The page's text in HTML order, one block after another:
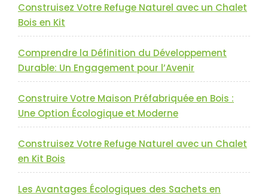
Construisez Votre Refuge Naturel avec un Chalet
Bois en Kit
Comprendre la Définition du Développement
Durable: Un Engagement pour l’Avenir
Construire Votre Maison Préfabriquée en Bois :
Une Option Écologique et Moderne
Construisez Votre Refuge Naturel avec un Chalet
en Kit Bois
Les Avantages Écologiques des Sachets en